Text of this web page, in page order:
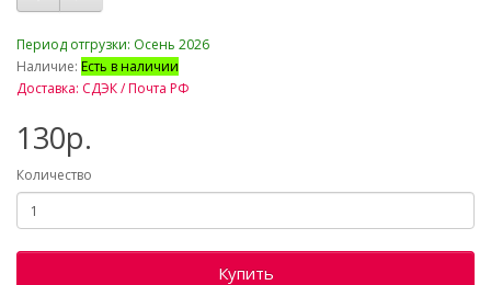
Период отгрузки: Осень 2026
Наличие: Есть в наличии
Доставка: СДЭК / Почта РФ
130р.
Количество
Купить